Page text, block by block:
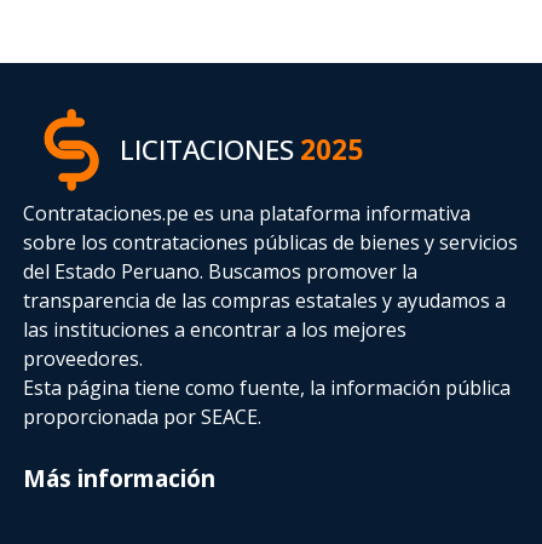
LICITACIONES2025
Contrataciones.pe es una plataforma informativa
sobre los contrataciones públicas de bienes y servicios
del Estado Peruano. Buscamos promover la
transparencia de las compras estatalesy ayudamos a
las instituciones a encontrar a los mejores
proveedores.
Esta página tiene como fuente, la información pública
proporcionada por SEACE.
Más información